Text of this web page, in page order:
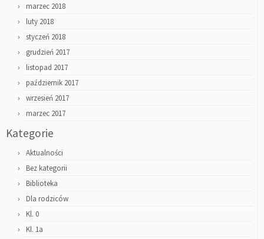
marzec 2018
luty 2018
styczeń 2018
grudzień 2017
listopad 2017
październik 2017
wrzesień 2017
marzec 2017
Kategorie
Aktualności
Bez kategorii
Biblioteka
Dla rodziców
Kl. 0
Kl. 1a